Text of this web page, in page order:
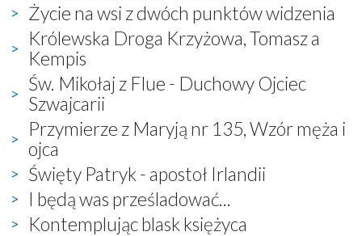
Życie na wsi z dwóch punktów widzenia
Królewska Droga Krzyżowa, Tomasz a
Kempis
Św. Mikołaj z Flue - Duchowy Ojciec
Szwajcarii
Przymierze z Maryją nr 135, Wzór męża i
ojca
Święty Patryk - apostoł Irlandii
I będą was prześladować...
Kontemplując blask księżyca